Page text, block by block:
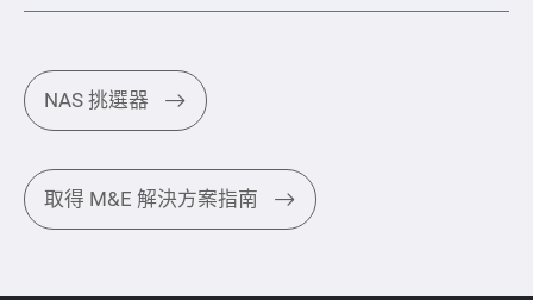
NAS 挑選器
取得 M&E 解決方案指南